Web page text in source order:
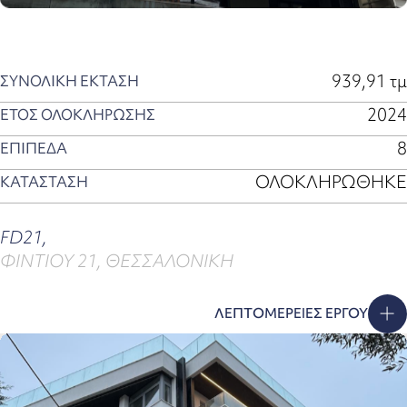
ΣΥΝΟΛΙΚΗ ΕΚΤΑΣΗ 939,91 τμ
ΕΤΟΣ ΟΛΟΚΛΗΡΩΣΗΣ 2024
ΕΠΙΠΕΔΑ 8
ΚΑΤΑΣΤΑΣΗ ΟΛΟΚΛΗΡΩΘΗΚΕ
FD21,
ΦΙΝΤΙΟΥ 21, ΘΕΣΣΑΛΟΝΙΚΗ
ΛΕΠΤΟΜΕΡΕΙΕΣ ΕΡΓΟΥ